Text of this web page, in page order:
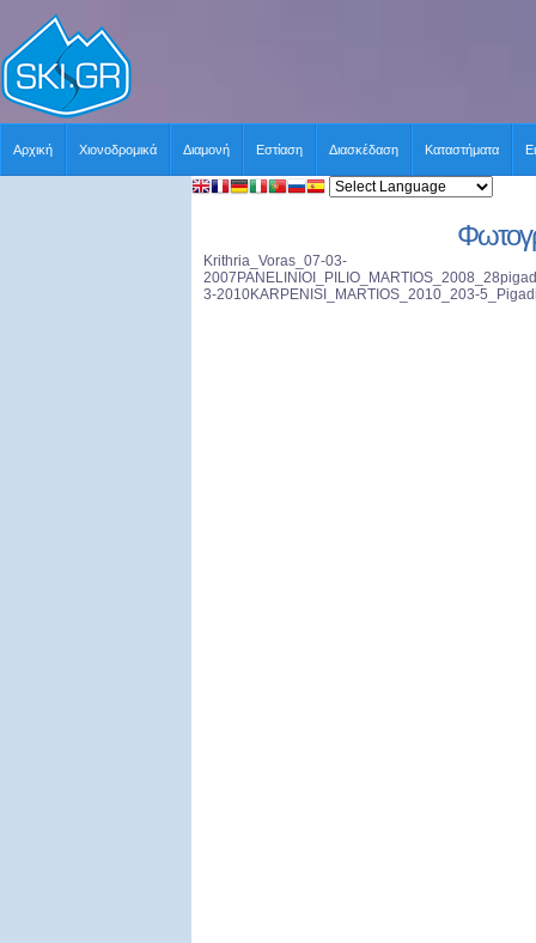
Αρχική Χιονοδρομικά Διαμονή Εστίαση Διασκέδαση Καταστήματα
Krithria_Voras_07-03-
3-2010KARPENISI_MARTIOS_2010_203-